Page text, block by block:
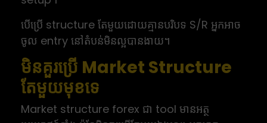
បើប្រើ structure តែមួយដោយគ្មានបរិបទ S/R អ្នកអាច
ចូល entry នៅតំបន់មិនល្អបានងាយ។
មិនគួរប្រើ Market Structure
តែមួយមុខទេ
Market structure forex ជា tool មានអត្ថ